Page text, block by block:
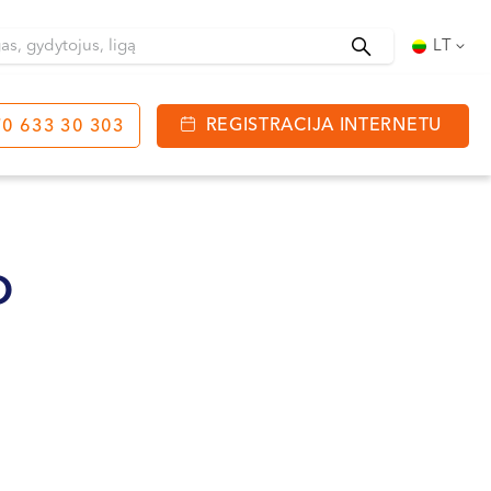
- 20:00
LT
633 30 303 REGISTRACIJA INTERNETU